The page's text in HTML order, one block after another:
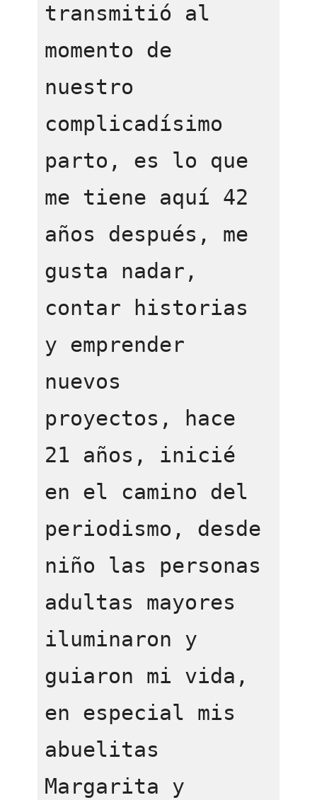
transmitió al
momento de
nuestro
complicadísimo
parto, es lo que
me tiene aquí 42
años después, me
gusta nadar,
contar historias
y emprender
nuevos
proyectos, hace
21 años, inicié
en el camino del
periodismo, desde
niño las personas
adultas mayores
iluminaron y
guiaron mi vida,
en especial mis
abuelitas
Margarita y